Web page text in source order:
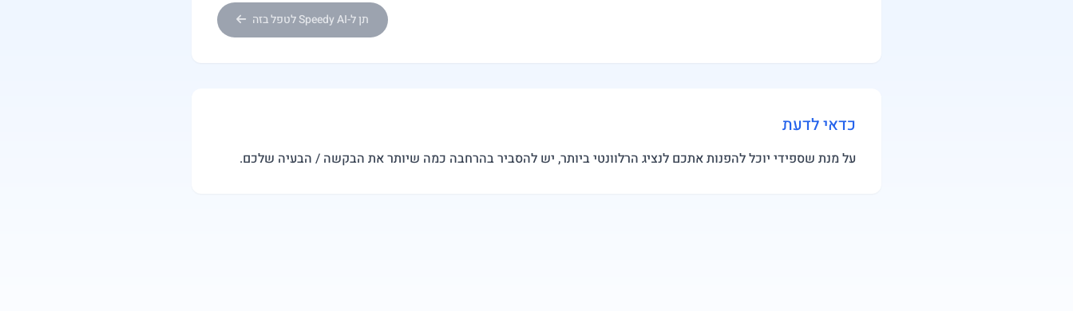
תן ל-Speedy AI לטפל בזה
כדאי לדעת
על מנת שספידי יוכל להפנות אתכם לנציג הרלוונטי ביותר, יש להסביר בהרחבה כמה שיותר את הבקשה / הבעיה שלכם.